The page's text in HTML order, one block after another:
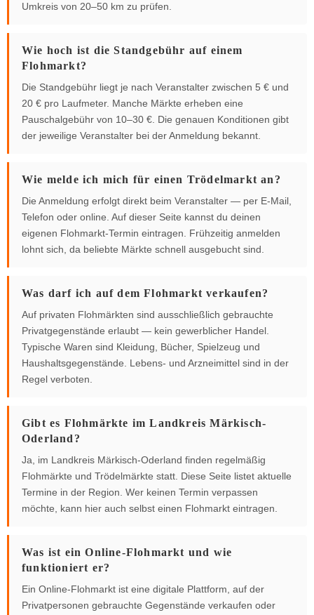
Umkreis von 20–50 km zu prüfen.
Wie hoch ist die Standgebühr auf einem
Flohmarkt?
Die Standgebühr liegt je nach Veranstalter zwischen 5 € und
20 € pro Laufmeter. Manche Märkte erheben eine
Pauschalgebühr von 10–30 €. Die genauen Konditionen gibt
der jeweilige Veranstalter bei der Anmeldung bekannt.
Wie melde ich mich für einen Trödelmarkt an?
Die Anmeldung erfolgt direkt beim Veranstalter — per E-Mail,
Telefon oder online. Auf dieser Seite kannst du deinen
eigenen Flohmarkt-Termin eintragen. Frühzeitig anmelden
lohnt sich, da beliebte Märkte schnell ausgebucht sind.
Was darf ich auf dem Flohmarkt verkaufen?
Auf privaten Flohmärkten sind ausschließlich gebrauchte
Privatgegenstände erlaubt — kein gewerblicher Handel.
Typische Waren sind Kleidung, Bücher, Spielzeug und
Haushaltsgegenstände. Lebens- und Arzneimittel sind in der
Regel verboten.
Gibt es Flohmärkte im Landkreis Märkisch-
Oderland?
Ja, im Landkreis Märkisch-Oderland finden regelmäßig
Flohmärkte und Trödelmärkte statt. Diese Seite listet aktuelle
Termine in der Region. Wer keinen Termin verpassen
möchte, kann hier auch selbst einen Flohmarkt eintragen.
Was ist ein Online-Flohmarkt und wie
funktioniert er?
Ein Online-Flohmarkt ist eine digitale Plattform, auf der
Privatpersonen gebrauchte Gegenstände verkaufen oder